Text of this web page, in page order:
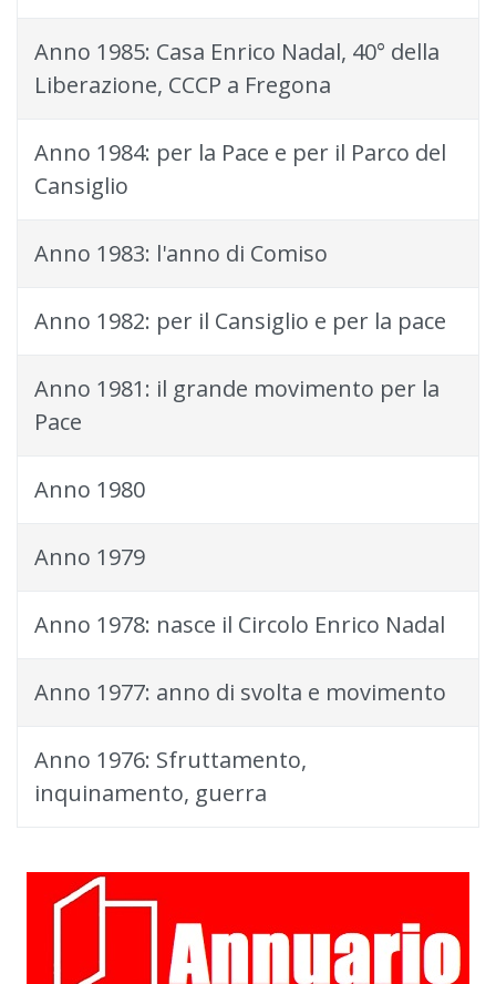
Anno 1985: Casa Enrico Nadal, 40° della
Liberazione, CCCP a Fregona
Anno 1984: per la Pace e per il Parco del
Cansiglio
Anno 1983: l'anno di Comiso
Anno 1982: per il Cansiglio e per la pace
Anno 1981: il grande movimento per la
Pace
Anno 1980
Anno 1979
Anno 1978: nasce il Circolo Enrico Nadal
Anno 1977: anno di svolta e movimento
Anno 1976: Sfruttamento,
inquinamento, guerra